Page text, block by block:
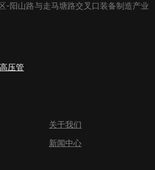
-阳山路与走马塘路交叉口装备制造产业
压管
关于我们
新闻中心